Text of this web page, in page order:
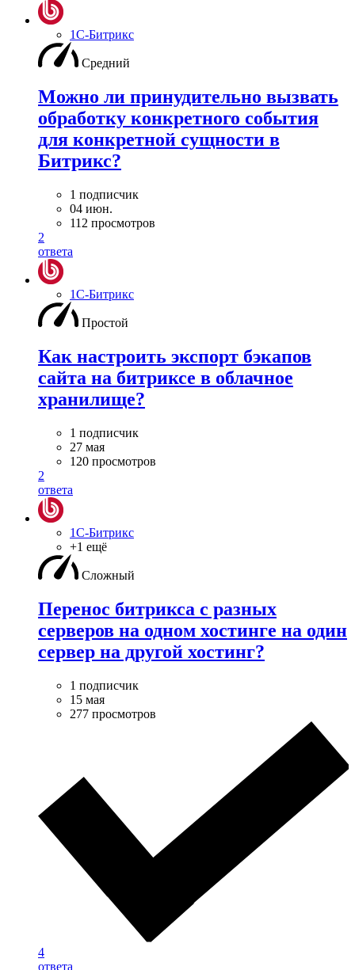
1С-Битрикс
Средний
Можно ли принудительно вызвать
обработку конкретного события
для конкретной сущности в
Битрикс?
1 подписчик
04 июн.
112 просмотров
2
ответа
1С-Битрикс
Простой
Как настроить экспорт бэкапов
сайта на битриксе в облачное
хранилище?
1 подписчик
27 мая
120 просмотров
2
ответа
1С-Битрикс
+1 ещё
Сложный
Перенос битрикса с разных
серверов на одном хостинге на один
сервер на другой хостинг?
1 подписчик
15 мая
277 просмотров
4
ответа